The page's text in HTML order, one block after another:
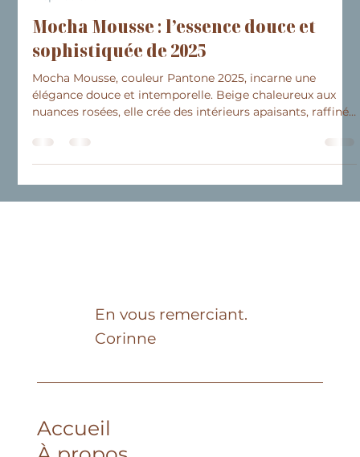
26 déc. 2025 2 min de lecture
Inspirations
Mocha Mousse, couleur Pantone 2025, incarne une
élégance douce et intemporelle. Beige chaleureux aux
En vous remerciant.